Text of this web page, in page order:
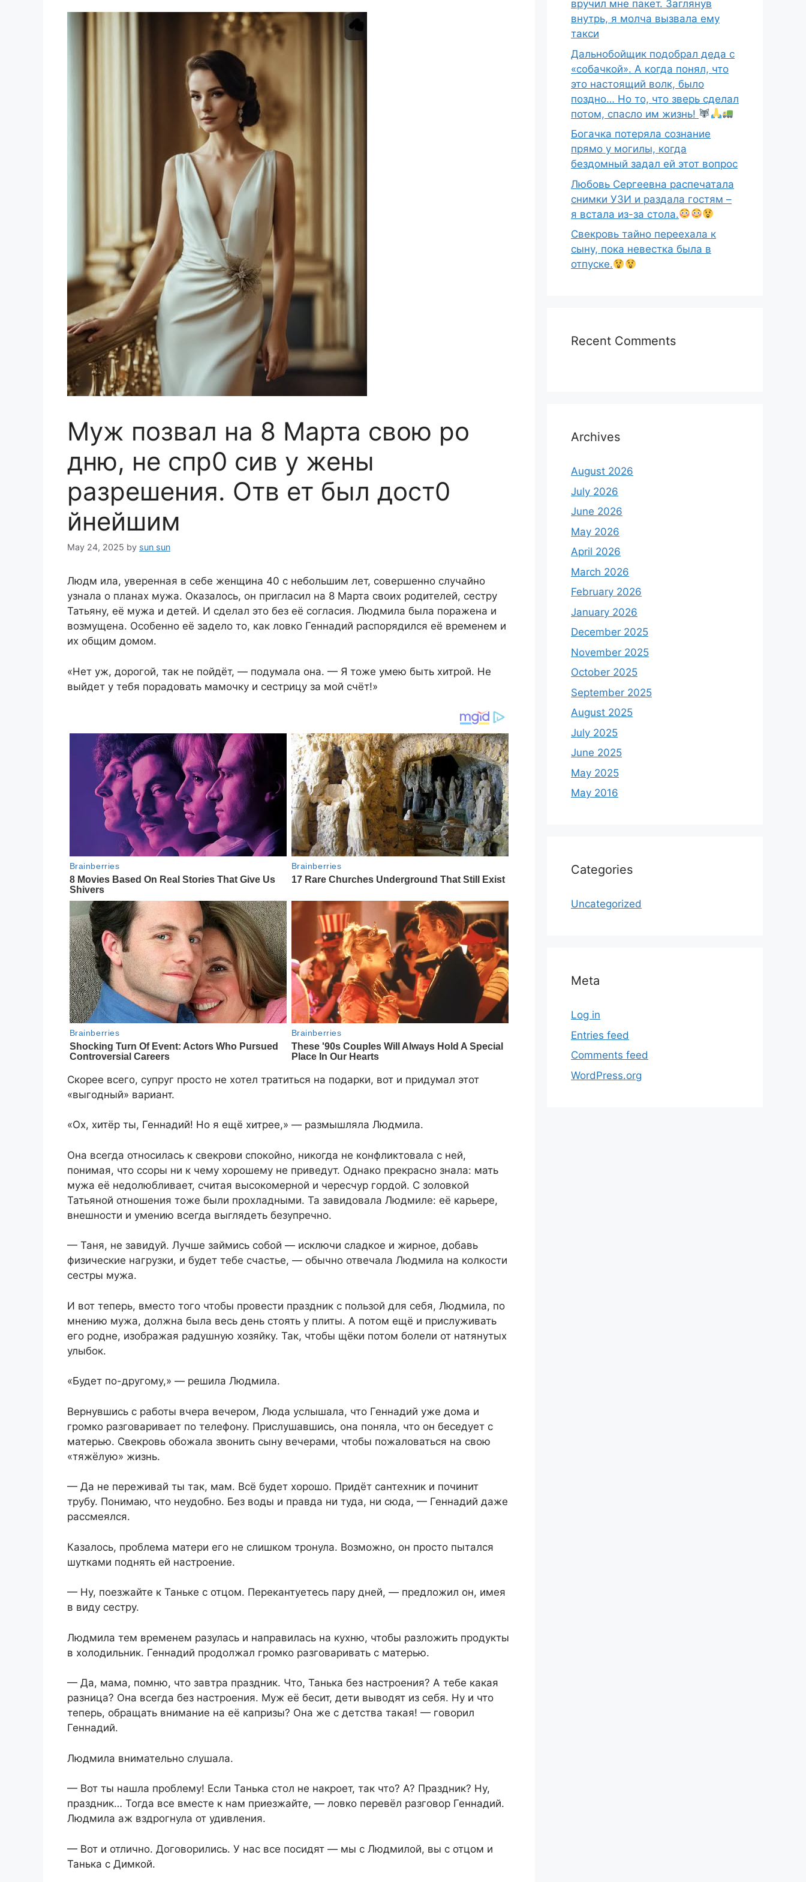
Муж позвал на 8 Марта свою ро
дню, не спр0 сив у жены
разрешения. Отв ет был дост0
йнейшим
May 24, 2025 by sun sun
Людм ила, уверенная в себе женщина 40 с небольшим лет, совершенно случайно
узнала о планах мужа. Оказалось, он пригласил на 8 Марта своих родителей, сестру
Татьяну, её мужа и детей. И сделал это без её согласия. Людмила была поражена и
возмущена. Особенно её задело то, как ловко Геннадий распорядился её временем и
их общим домом.
«Нет уж, дорогой, так не пойдёт, — подумала она. — Я тоже умею быть хитрой. Не
выйдет у тебя порадовать мамочку и сестрицу за мой счёт!»
Скорее всего, супруг просто не хотел тратиться на подарки, вот и придумал этот
«выгодный» вариант.
«Ох, хитёр ты, Геннадий! Но я ещё хитрее,» — размышляла Людмила.
Она всегда относилась к свекрови спокойно, никогда не конфликтовала с ней,
понимая, что ссоры ни к чему хорошему не приведут. Однако прекрасно знала: мать
мужа её недолюбливает, считая высокомерной и чересчур гордой. С золовкой
Татьяной отношения тоже были прохладными. Та завидовала Людмиле: её карьере,
внешности и умению всегда выглядеть безупречно.
— Таня, не завидуй. Лучше займись собой — исключи сладкое и жирное, добавь
физические нагрузки, и будет тебе счастье, — обычно отвечала Людмила на колкости
сестры мужа.
И вот теперь, вместо того чтобы провести праздник с пользой для себя, Людмила, по
мнению мужа, должна была весь день стоять у плиты. А потом ещё и прислуживать
его родне, изображая радушную хозяйку. Так, чтобы щёки потом болели от натянутых
улыбок.
«Будет по-другому,» — решила Людмила.
Вернувшись с работы вчера вечером, Люда услышала, что Геннадий уже дома и
громко разговаривает по телефону. Прислушавшись, она поняла, что он беседует с
матерью. Свекровь обожала звонить сыну вечерами, чтобы пожаловаться на свою
«тяжёлую» жизнь.
— Да не переживай ты так, мам. Всё будет хорошо. Придёт сантехник и починит
трубу. Понимаю, что неудобно. Без воды и правда ни туда, ни сюда, — Геннадий даже
рассмеялся.
Казалось, проблема матери его не слишком тронула. Возможно, он просто пытался
шутками поднять ей настроение.
— Ну, поезжайте к Таньке с отцом. Перекантуетесь пару дней, — предложил он, имея
в виду сестру.
Людмила тем временем разулась и направилась на кухню, чтобы разложить продукты
в холодильник. Геннадий продолжал громко разговаривать с матерью.
— Да, мама, помню, что завтра праздник. Что, Танька без настроения? А тебе какая
разница? Она всегда без настроения. Муж её бесит, дети выводят из себя. Ну и что
теперь, обращать внимание на её капризы? Она же с детства такая! — говорил
Геннадий.
Людмила внимательно слушала.
— Вот ты нашла проблему! Если Танька стол не накроет, так что? А? Праздник? Ну,
праздник… Тогда все вместе к нам приезжайте, — ловко перевёл разговор Геннадий.
Людмила аж вздрогнула от удивления.
— Вот и отлично. Договорились. У нас все посидят — мы с Людмилой, вы с отцом и
Танька с Димкой.
вручил мне пакет. Заглянув
внутрь, я молча вызвала ему
такси
Дальнобойщик подобрал деда с
«собачкой». А когда понял, что
это настоящий волк, было
поздно… Но то, что зверь сделал
потом, спасло им жизнь!
Богачка потеряла сознание
прямо у могилы, когда
бездомный задал ей этот вопрос
Любовь Сергеевна распечатала
снимки УЗИ и раздала гостям –
я встала из-за стола.
Свекровь тайно переехала к
сыну, пока невестка была в
отпуске.
Recent Comments
Archives
August 2026
July 2026
June 2026
May 2026
April 2026
March 2026
February 2026
January 2026
December 2025
November 2025
October 2025
September 2025
August 2025
July 2025
June 2025
May 2025
May 2016
Categories
Uncategorized
Meta
Log in
Entries feed
Comments feed
WordPress.org